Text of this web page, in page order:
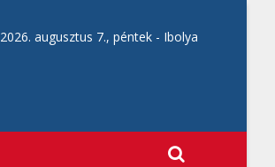
2026. augusztus 7., péntek - Ibolya